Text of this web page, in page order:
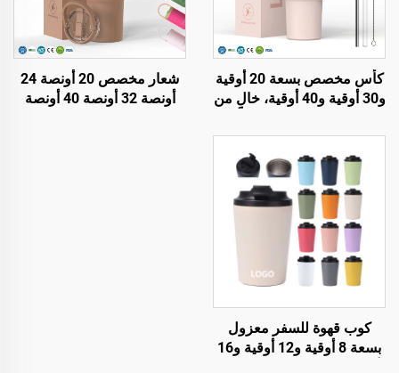
كأس مخصص بسعة 20 أوقية
و30 أوقية و40 أوقية، خالٍ من
للطي وكأس معزول من
الفولاذ المقاوم للصدأ، مزود
بغطاء مقاوم للتسرب وقشة
ومقبض مناسب للسفر
شعار مخصص 20 أونصة 24
أونصة 32 أونصة 40 أونصة
كوب قهوة للسفر معزول
بسعة 8 أوقية و12 أوقية و16